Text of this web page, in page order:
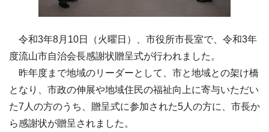
令和3年8月10日（火曜日）、市役所市長室で、令和3年
度流山市自治会長感謝状贈呈式が行われました。
昨年度まで地域のリーダーとして、市と地域との架け橋
となり、市政の伸展や地域住民の福祉向上に寄与いただい
た7人の方のうち、贈呈式に参加された5人の方に、市長か
ら感謝状が贈呈されました。